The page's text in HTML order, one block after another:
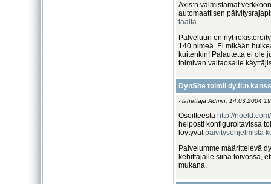
Axis:n valmistamat
automaattisen
täältä.
Palveluun on nyt
140 nimeä. Ei mikään
kuitenkin! Palautetta ei ole
toimivan valtaosalle
DynSite toimii dy.fi:n
· lähettäjä Admin, 14.03.2004
Osoitteesta http://
helposti konfiguroitavissa
löytyvätpäivitysohjelmista
Palvelumme määrittelevä
kehittäjälle siinä toivossa,
mukana.